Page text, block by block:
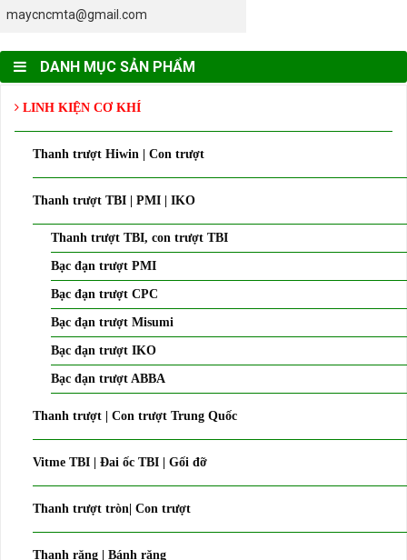
maycncmta@gmail.com
DANH MỤC SẢN PHẨM
LINH KIỆN CƠ KHÍ
Thanh trượt Hiwin | Con trượt
Thanh trượt TBI | PMI | IKO
Thanh trượt TBI, con trượt TBI
Bạc đạn trượt PMI
Bạc đạn trượt CPC
Bạc đạn trượt Misumi
Bạc đạn trượt IKO
Bạc đạn trượt ABBA
Thanh trượt | Con trượt Trung Quốc
Vitme TBI | Đai ốc TBI | Gối đỡ
Thanh trượt tròn| Con trượt
Thanh răng | Bánh răng